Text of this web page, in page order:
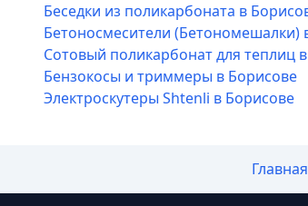
Беседки из поликарбоната в
Бетоносмесители (Бетономешалки)
Сотовый поликарбонат для теплиц
Бензокосы и триммеры в Борисове
Электроскутеры Shtenli в Борисове
Главная